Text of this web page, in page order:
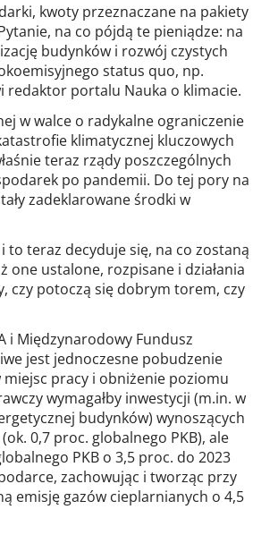
kwoty przeznaczane na pakiety
na co pójdą te pieniądze: na
budynków i rozwój czystych
status quo, np.
portalu Nauka o klimacie.
w walce o radykalne ograniczenie
klimatycznej kluczowych
teraz rządy poszczególnych
po pandemii. Do tej pory na
zadeklarowane środki w
to teraz decyduje się, na co zostaną
one ustalone, rozpisane i działania
czy potoczą się dobrym torem, czy
i Międzynarodowy Fundusz
jest jednoczesne pobudzenie
pracy i obniżenie poziomu
wymagałby inwestycji (m.in. w
budynków) wynoszących
0,7 proc. globalnego PKB), ale
PKB o 3,5 proc. do 2023
zachowując i tworząc przy
emisję gazów cieplarnianych o 4,5